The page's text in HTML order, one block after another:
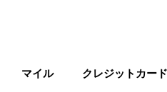
マイル クレジットカード